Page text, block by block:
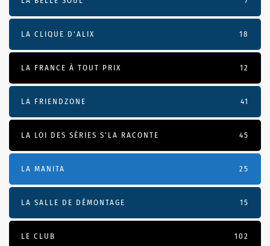
LA CLIQUE D'ALIX 18
LA FRANCE À TOUT PRIX 12
LA FRIENDZONE 41
LA LOI DES SÉRIES S'LA RACONTE 45
LA MANITA 25
LA SALLE DE DÉMONTAGE 15
LE CLUB 102